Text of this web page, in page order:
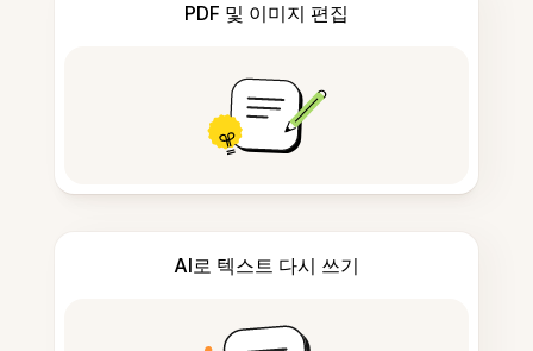
PDF 및 이미지 편집
AI로 텍스트 다시 쓰기